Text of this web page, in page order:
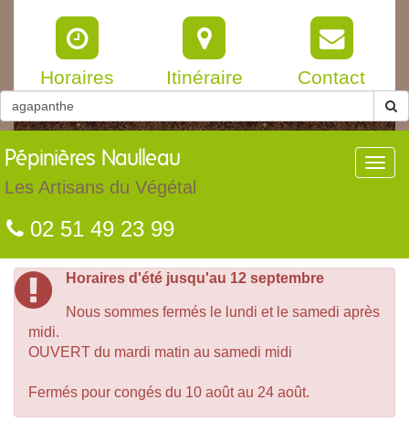
Horaires Itinéraire Contact
Pépinières Naulleau
Les Artisans du Végétal
02 51 49 23 99
Horaires d'été jusqu'au 12 septembre
Nous sommes fermés le lundi et le samedi après
midi.
OUVERT du mardi matin au samedi midi
Fermés pour congés du 10 août au 24 août.